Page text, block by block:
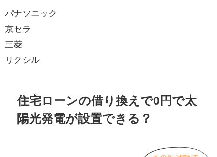
パナソニック
京セラ
三菱
リクシル
住宅ローンの借り換えで0円で太
陽光発電が設置できる？